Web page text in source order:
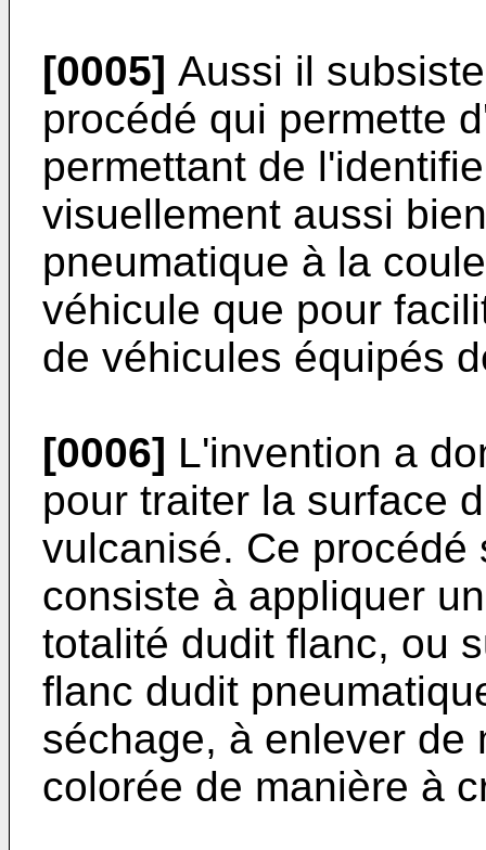
[0005] Aussi il
procédé qui permette
permettant de
visuellement aussi
pneumatique à la
véhicule que pour
de véhicules équipés
[0006] L'invention a
pour traiter la surface
vulcanisé. Ce
consiste à appliquer
totalité dudit flanc, ou
flanc dudit
séchage, à enlever de
colorée de manière à